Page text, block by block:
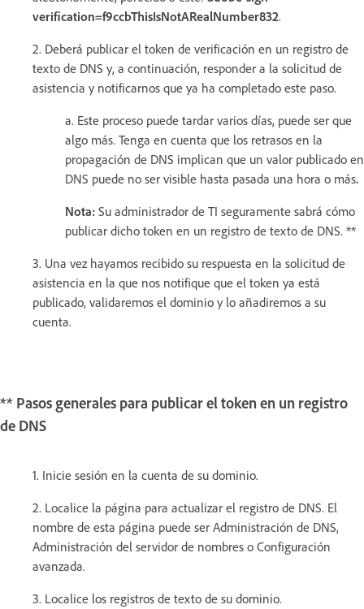
verification=f9ccbThisIsNotARealNumber832.
2. Deberá publicar el token de verificación en un registro de
texto de DNS y, a continuación, responder a la solicitud de
asistencia y notificarnos que ya ha completado este paso.
a. Este proceso puede tardar varios días, puede ser que
algo más. Tenga en cuenta que los retrasos en la
propagación de DNS implican que un valor publicado en
DNS puede no ser visible hasta pasada una hora o más.
Nota: Su administrador de TI seguramente sabrá cómo
publicar dicho token en un registro de texto de DNS. **
3. Una vez hayamos recibido su respuesta en la solicitud de
asistencia en la que nos notifique que el token ya está
publicado, validaremos el dominio y lo añadiremos a su
cuenta.
** Pasos generales para publicar el token en un registro
de DNS
1. Inicie sesión en la cuenta de su dominio.
2. Localice la página para actualizar el registro de DNS. El
nombre de esta página puede ser Administración de DNS,
Administración del servidor de nombres o Configuración
avanzada.
3. Localice los registros de texto de su dominio.